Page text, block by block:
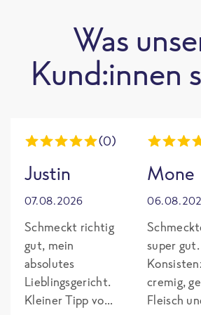
Was
Kund:innen
(0)
Justin
07.08.2026
Schmeckt richtig
gut, mein
absolutes
Lieblingsgericht.
Kleiner Tipp von
Mone
super gut.
cremig,
Fleisch